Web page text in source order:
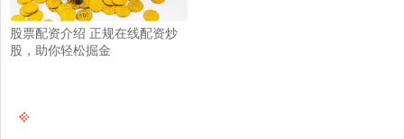
股票配资介绍 正规在线配资炒
股，助你轻松掘金